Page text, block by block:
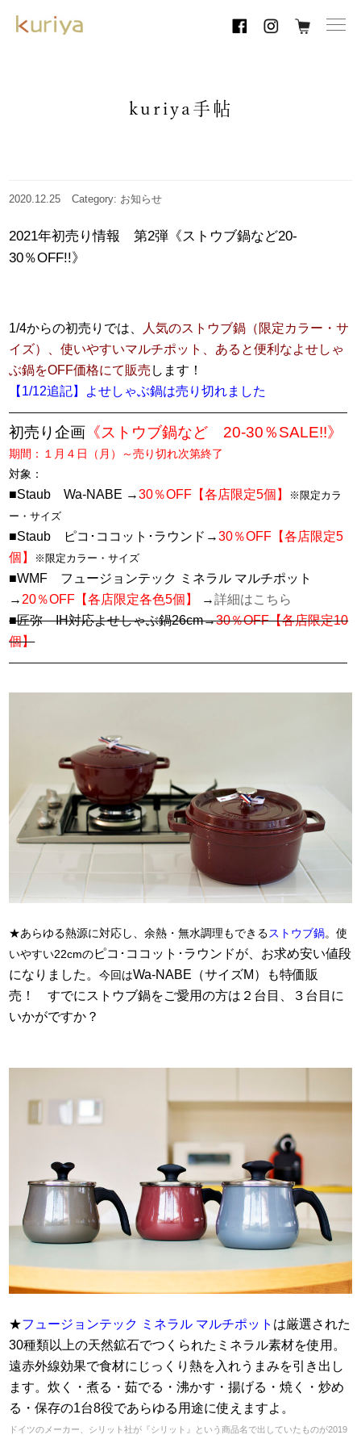
kuriya手帖
2020.12.25 Category: お知らせ
2021年初売り情報 第2弾《ストウブ鍋など20-
30％OFF!!》
1/4からの初売りでは、
人気のストウブ鍋（限定カラー・サ
イズ）、使いやすいマルチポット、あると便利なよせしゃ
ぶ鍋をOFF価格にて販売 します！
【1/12追記】よせしゃぶ鍋は売り切れました
――――――――――――――――――――――――――――――
初売り企画 《ストウブ鍋など 20-30％SALE!!》
期間：１月４日（月）～売り切れ次第終了
対象：
■Staub Wa-NABE →30％OFF【各店限定5個】
※限定カラ
ー・サイズ
■Staub ピコ･ココット･ラウンド→30％OFF【各店限定5
個】
※限定カラー・サイズ
■WMF フュージョンテック ミネラル マルチポット
→ 20％OFF【各店限定各色5個】 →詳細はこちら
■匠弥 IH対応よせしゃぶ鍋26cm→30％OFF【各店限定10
個】
――――――――――――――――――――――――――――――
★あらゆる熱源に対応し、余熱・無水調理もできるストウブ鍋。使
いやすい22cmのピコ･ココット･ラウンドが、お求め安い値段
になりました。今回はWa-NABE（サイズM）も特価販
売！ すでにストウブ鍋をご愛用の方は２台目、３台目に
いかがですか？
★フュージョンテック ミネラル マルチポット は厳選された
30種類以上の天然鉱石でつくられたミネラル素材を使用。
遠赤外線効果で食材にじっくり熱を入れうまみを引き出し
ます。炊く・煮る・茹でる・沸かす・揚げる・焼く・炒め
る・保存の1台8役であらゆる用途に使えますよ。
ドイツのメーカー、シリット社が『シリット』という商品名で出していたものが2019